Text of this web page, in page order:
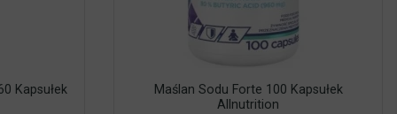
Kapsułek
Maślan Sodu Forte 100 Kapsułek
Allnutrition